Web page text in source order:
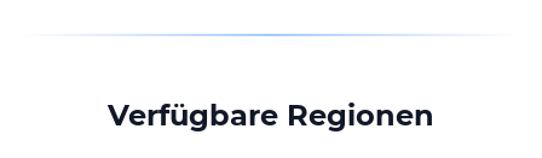
Verfügbare Regionen